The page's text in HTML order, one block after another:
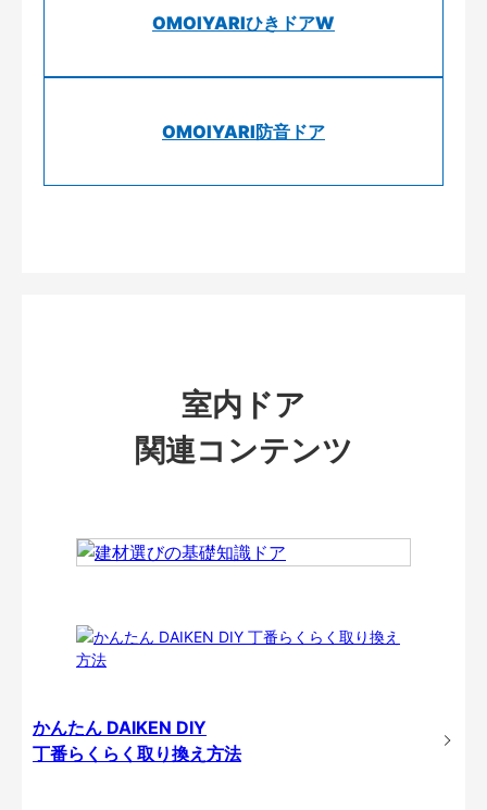
OMOIYARIひきドアW
OMOIYARI防音ドア
室内ドア
関連コンテンツ
かんたん DAIKEN DIY
丁番らくらく取り換え方法